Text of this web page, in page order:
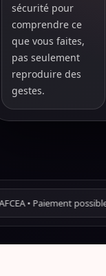
sécurité pour
comprendre ce
que vous faites,
pas seulement
reproduire des
gestes.
Rennes • Bretagne •